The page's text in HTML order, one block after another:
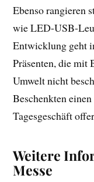
Ebenso rangieren
wie LED-USB-
Entwicklung geht
Präsenten, die mit
Umwelt nicht
Beschenkten
Tagesgeschäft
Weitere
Messe